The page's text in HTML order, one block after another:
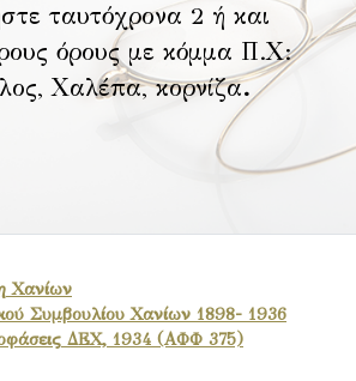
ταυτόχρονα 2 ή και
όρους με κόμμα Π.Χ:
Χαλέπα, κορνίζα.
Χανίων
Συμβουλίου Χανίων 1898- 1936
ΔΕΧ, 1934 (ΑΦΦ 375)